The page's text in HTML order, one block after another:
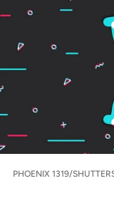
Medio
Salud mental
Género
Sobremesa
FORMATOS
Entrevistas
PHOENIX 1319/